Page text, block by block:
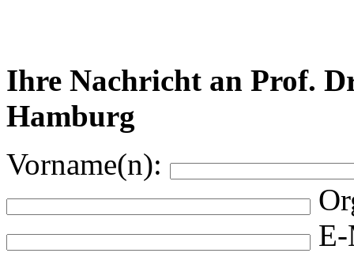
Ihre Nachricht an Prof.
Hamburg
Vorname(n):